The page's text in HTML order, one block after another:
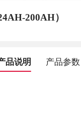
200AH）
品说明 产品参数